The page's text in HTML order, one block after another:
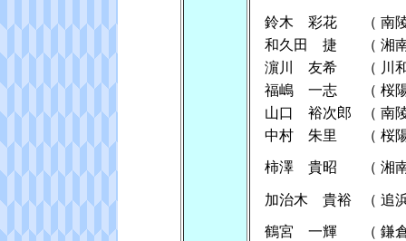
鈴木 彩花 （ 南
和久田 捷
（ 湘
濵川 友希
（ 川
福嶋 一志
（ 桜
山口 裕次郎
（ 南
中村 朱里
（ 桜
柿澤 貴昭 （ 湘
加治木 貴裕 （ 追
鶴宮 一輝 （ 鎌